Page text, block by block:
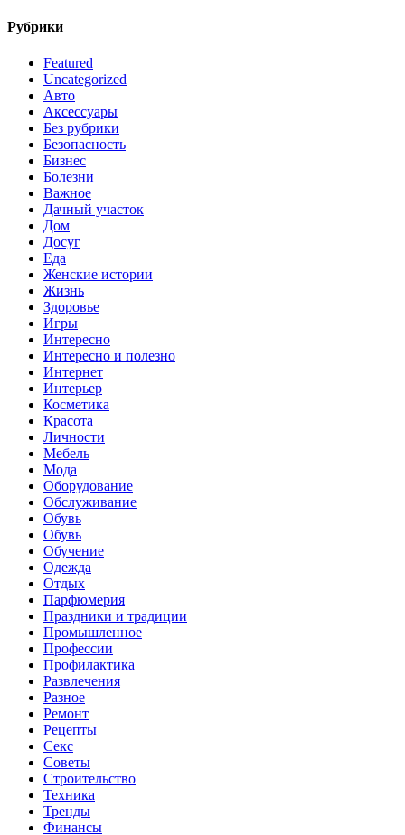
Рубрики
Featured
Uncategorized
Авто
Аксессуары
Без рубрики
Безопасность
Бизнес
Болезни
Важное
Дачный участок
Дом
Досуг
Еда
Женские истории
Жизнь
Здоровье
Игры
Интересно
Интересно и полезно
Интернет
Интерьер
Косметика
Красота
Личности
Мебель
Мода
Оборудование
Обслуживание
Обувь
Обувь
Обучение
Одежда
Отдых
Парфюмерия
Праздники и традиции
Промышленное
Профессии
Профилактика
Развлечения
Разное
Ремонт
Рецепты
Секс
Советы
Строительство
Техника
Тренды
Финансы